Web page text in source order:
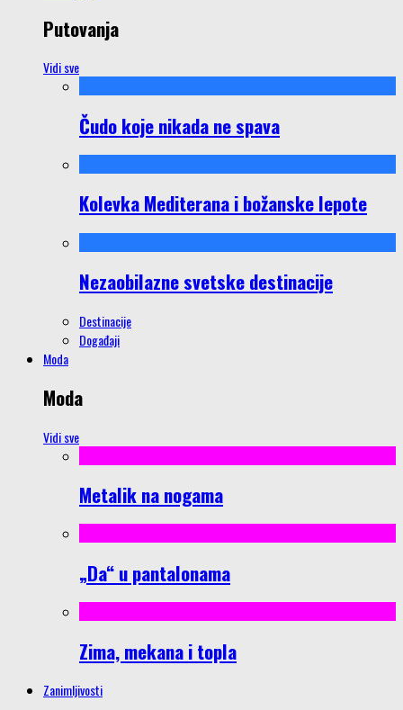
Putovanja
Vidi sve
Čudo koje nikada ne spava
Kolevka Mediterana i božanske lepote
Nezaobilazne svetske destinacije
Destinacije
Događaji
Moda
Moda
Vidi sve
Metalik na nogama
„Da“ u pantalonama
Zima, mekana i topla
Zanimljivosti